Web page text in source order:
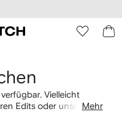
Vielleicht
Edits oder unserenMehr